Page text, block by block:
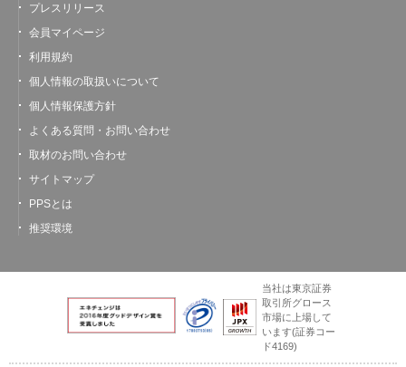
プレスリリース
会員マイページ
利用規約
個人情報の取扱いについて
個人情報保護方針
よくある質問・お問い合わせ
取材のお問い合わせ
サイトマップ
PPSとは
推奨環境
当社は東京証券
取引所グロース
市場に上場して
います(証券コー
ド4169)